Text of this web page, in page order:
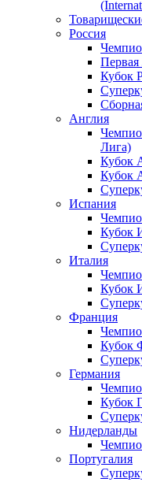
Россия
Первая
Кубок
Англия
Лига)
Кубок
Кубок
Испания
Кубок
Италия
Кубок
Франция
Кубок
Германия
Кубок
Нидерланды
Португалия